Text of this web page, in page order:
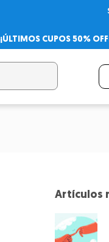
¡ÚLTIMOS CUPOS 50%
–
Artículos